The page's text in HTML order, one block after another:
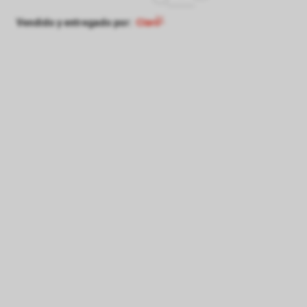
Vendido y entregado por: